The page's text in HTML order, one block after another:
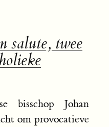
salute, twee
bisschop Johan
om provocatieve